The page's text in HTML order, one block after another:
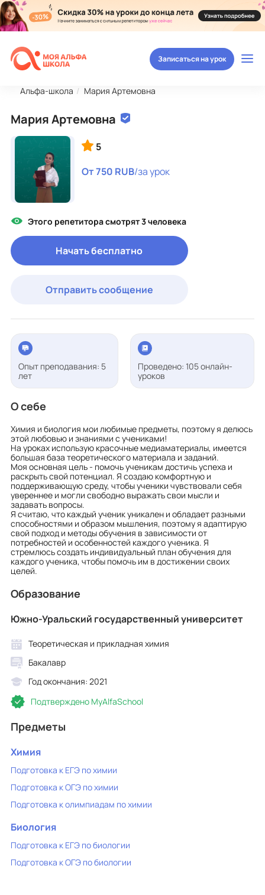
Записаться на урок
Альфа-школа Мария Артемовна
Мария Артемовна
5
От 750 RUB/за урок
Этого репетитора смотрят 3 человека
Начать бесплатно
Отправить сообщение
Опыт преподавания: 5
лет
Проведено: 105 онлайн-
уроков
О себе
Химия и биология мои любимые предметы, поэтому я делюсь
этой любовью и знаниями с учениками!
На уроках использую красочные медиаматериалы, имеется
большая база теоретического материала и заданий.
Моя основная цель - помочь ученикам достичь успеха и
раскрыть свой потенциал. Я создаю комфортную и
поддерживающую среду, чтобы ученики чувствовали себя
увереннее и могли свободно выражать свои мысли и
задавать вопросы.
Я считаю, что каждый ученик уникален и обладает разными
способностями и образом мышления, поэтому я адаптирую
свой подход и методы обучения в зависимости от
потребностей и особенностей каждого ученика. Я
стремлюсь создать индивидуальный план обучения для
каждого ученика, чтобы помочь им в достижении своих
целей.
Образование
Южно-Уральский государственный университет
Теоретическая и прикладная химия
Бакалавр
Год окончания: 2021
Подтверждено MyAlfaSchool
Предметы
Химия
Подготовка к ЕГЭ по химии
Подготовка к ОГЭ по химии
Подготовка к олимпиадам по химии
Биология
Подготовка к ЕГЭ по биологии
Подготовка к ОГЭ по биологии